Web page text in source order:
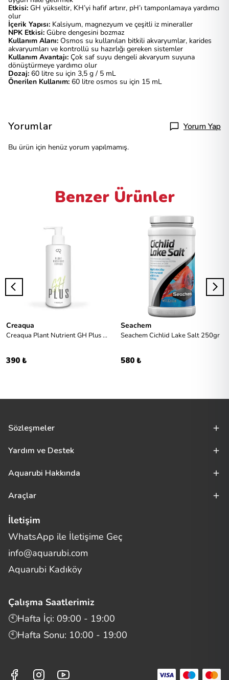
Etkisi: GH yükseltir, KH’yi hafif artırır, pH’ı tamponlamaya yardımcı
olur
İçerik Yapısı: Kalsiyum, magnezyum ve çeşitli iz mineraller
NPK Etkisi: Gübre dengesini bozmaz
Kullanım Alanı: Osmos su kullanılan bitkili akvaryumlar, karides
akvaryumları ve kontrollü su hazırlığı gereken sistemler
Kullanım Avantajı: Çok saf suyu dengeli akvaryum suyuna
dönüştürmeye yardımcı olur
Dozaj: 60 litre su için 3,5 g / 5 mL
Önerilen Kullanım: 60 litre osmos su için 15 mL
Yorumlar Yorum Yap
Bu ürün için henüz yorum yapılmamış.
Benzer Ürünler
Creaqua
Creaqua Plant Nutrient GH Plus 250ml
390 ₺
Seachem
Seachem Cichlid Lake Salt 250gr
580 ₺
Sözleşmeler
Yardım ve Destek
Aquarubi Hakkında
Araçlar
İletişim
WhatsApp ile İletişime Geç
info@aquarubi.com
Aquarubi Kadıköy
Çalışma Saatlerimiz
🕙Hafta İçi: 09:00 - 19:00
🕙Hafta Sonu: 10:00 - 19:00
Merhaba! Size nasıl yardımcı
olabilirim?
Bilgi
Müşteri Destek